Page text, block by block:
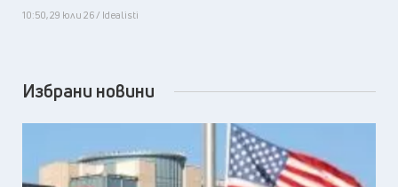
10:50, 29 юли 26 / Idealisti
Избрани новини